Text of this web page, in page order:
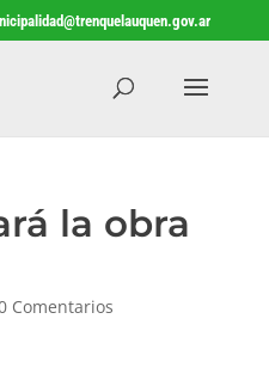
la obra
Comentarios